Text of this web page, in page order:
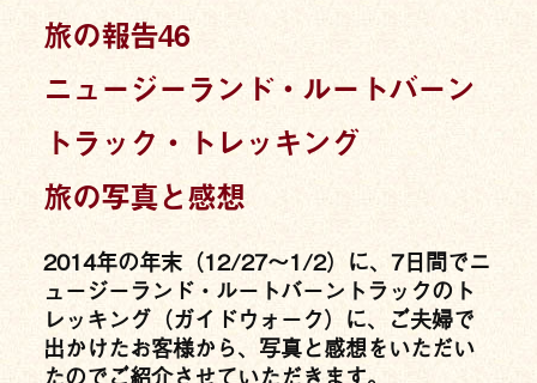
旅の報告46
ニュージーランド・ルートバーン
トラック・トレッキング
旅の写真と感想
2014年の年末（12/27〜1/2）に、7日間でニ
ュージーランド・ルートバーントラックのト
レッキング（ガイドウォーク）に、ご夫婦で
出かけたお客様から、写真と感想をいただい
たのでご紹介させていただきます。